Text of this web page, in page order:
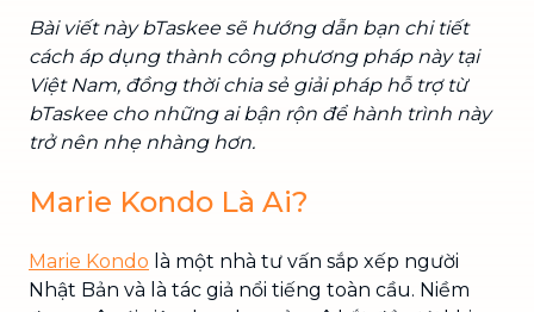
Bài viết này bTaskee sẽ hướng dẫn bạn chi tiết
cách áp dụng thành công phương pháp này tại
Việt Nam, đồng thời chia sẻ giải pháp hỗ trợ từ
bTaskee cho những ai bận rộn để hành trình này
trở nên nhẹ nhàng hơn.
Marie Kondo Là Ai?
Marie Kondo là một nhà tư vấn sắp xếp người
Nhật Bản và là tác giả nổi tiếng toàn cầu. Niềm